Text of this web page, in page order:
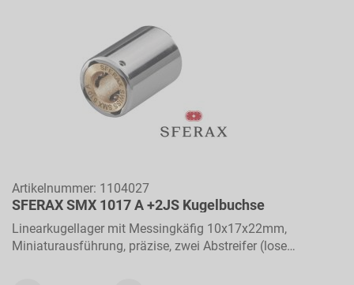
Artikelnummer: 1104027
SFERAX SMX 1017 A +2JS Kugelbuchse
Linearkugellager mit Messingkäfig 10x17x22mm,
Miniaturausführung, präzise, zwei Abstreifer (lose